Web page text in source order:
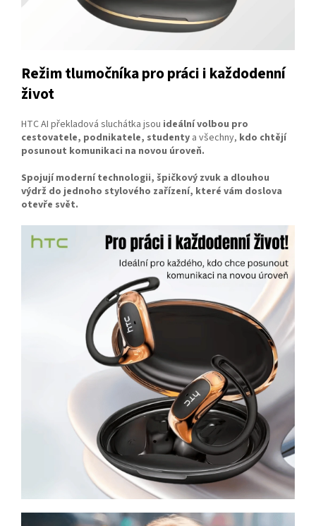
Režim tlumočníka pro práci i každodenní
život
HTC AI překladová sluchátka jsou ideální volbou pro
cestovatele, podnikatele, studenty a všechny, kdo chtějí
posunout komunikaci na novou úroveň.
Spojují moderní technologii, špičkový zvuk a dlouhou
výdrž do jednoho stylového zařízení, které vám doslova
otevře svět.